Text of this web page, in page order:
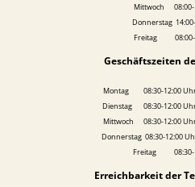
Mittwoch 08:00-
Donnerstag
Freitag 08:00-
Geschäftszeiten
Montag 08:30-12:00 Uhr
Dienstag 08:30-12:00
Mittwoch 08:30-12:00
Donnerstag 08:30-12:00
Freitag 08:30-
Erreichbarkeit der